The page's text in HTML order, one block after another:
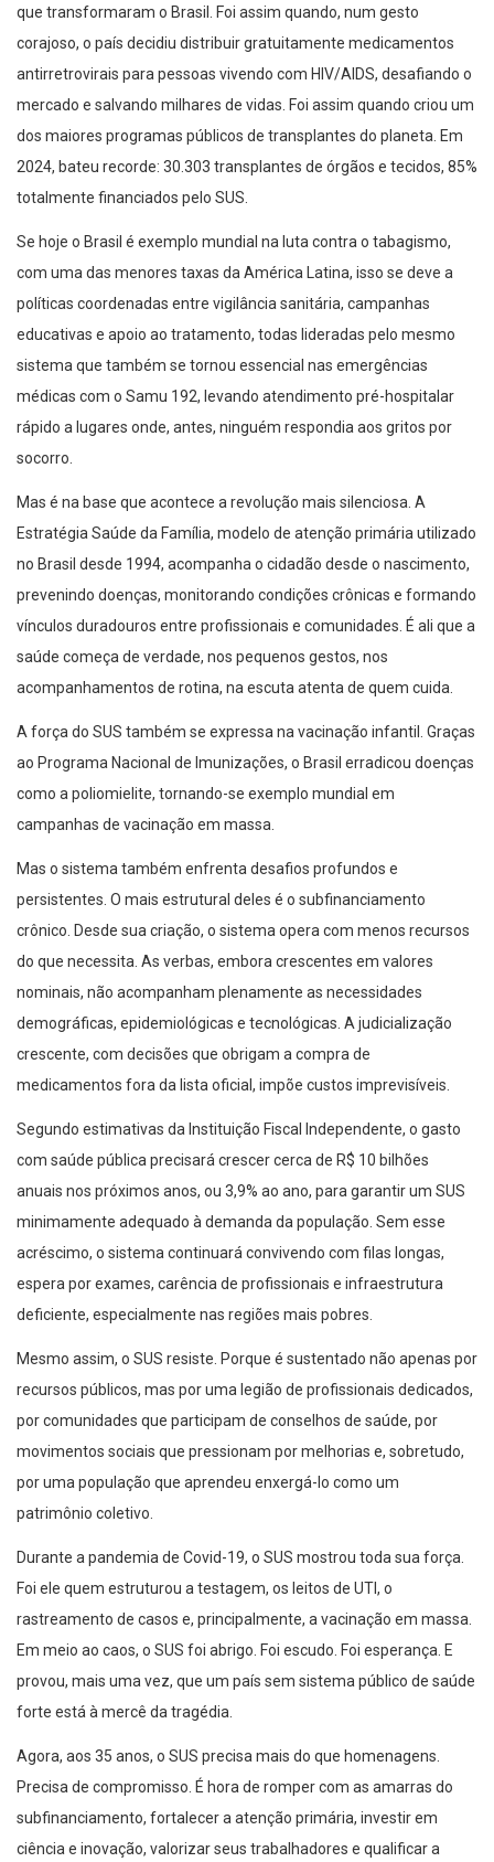
corajoso, o país decidiu distribuir gratuitamente medicamentos
antirretrovirais para pessoas vivendo com HIV/AIDS, desafiando o
mercado e salvando milhares de vidas. Foi assim quando criou um
dos maiores programas públicos de transplantes do planeta. Em
2024, bateu recorde: 30.303 transplantes de órgãos e tecidos, 85%
totalmente financiados pelo SUS.
com uma das menores taxas da América Latina, isso se deve a
políticas coordenadas entre vigilância sanitária, campanhas
educativas e apoio ao tratamento, todas lideradas pelo mesmo
sistema que também se tornou essencial nas emergências
médicas com o Samu 192, levando atendimento pré-hospitalar
rápido a lugares onde, antes, ninguém respondia aos gritos por
socorro.
Estratégia Saúde da Família, modelo de atenção primária utilizado
no Brasil desde 1994, acompanha o cidadão desde o nascimento,
prevenindo doenças, monitorando condições crônicas e formando
vínculos duradouros entre profissionais e comunidades. É ali que a
saúde começa de verdade, nos pequenos gestos, nos
acompanhamentos de rotina, na escuta atenta de quem cuida.
ao Programa Nacional de Imunizações, o Brasil erradicou doenças
como a poliomielite, tornando-se exemplo mundial em
campanhas de vacinação em massa.
persistentes. O mais estrutural deles é o subfinanciamento
crônico. Desde sua criação, o sistema opera com menos recursos
do que necessita. As verbas, embora crescentes em valores
nominais, não acompanham plenamente as necessidades
demográficas, epidemiológicas e tecnológicas. A judicialização
crescente, com decisões que obrigam a compra de
medicamentos fora da lista oficial, impõe custos imprevisíveis.
com saúde pública precisará crescer cerca de R$ 10 bilhões
anuais nos próximos anos, ou 3,9% ao ano, para garantir um SUS
minimamente adequado à demanda da população. Sem esse
acréscimo, o sistema continuará convivendo com filas longas,
espera por exames, carência de profissionais e infraestrutura
deficiente, especialmente nas regiões mais pobres.
recursos públicos, mas por uma legião de profissionais dedicados,
por comunidades que participam de conselhos de saúde, por
movimentos sociais que pressionam por melhorias e, sobretudo,
por uma população que aprendeu enxergá-lo como um
patrimônio coletivo.
Foi ele quem estruturou a testagem, os leitos de UTI, o
rastreamento de casos e, principalmente, a vacinação em massa.
Em meio ao caos, o SUS foi abrigo. Foi escudo. Foi esperança. E
provou, mais uma vez, que um país sem sistema público de saúde
forte está à mercê da tragédia.
Precisa de compromisso. É hora de romper com as amarras do
subfinanciamento, fortalecer a atenção primária, investir em
ciência e inovação, valorizar seus trabalhadores e qualificar a
gestão pública com foco em eficiência e transparência. É hora de